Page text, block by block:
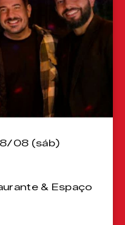
08 (sáb)
& Espaço